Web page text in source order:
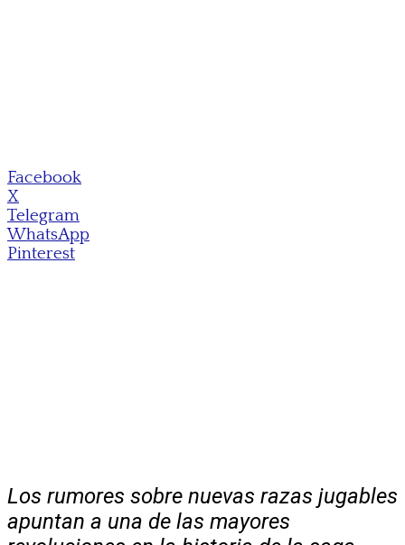
Facebook
X
Telegram
WhatsApp
Pinterest
Los rumores sobre nuevas razas jugables
apuntan a una de las mayores